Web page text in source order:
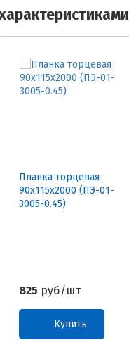
Планка торцевая
90х115х2000 (ПЭ-01-
3005-0.45)
825 руб/шт
Купить